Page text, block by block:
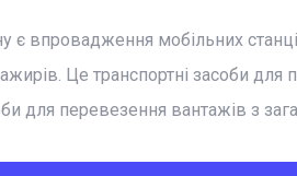
впровадження мобільних
Це транспортні засоби
для перевезення вантажів з